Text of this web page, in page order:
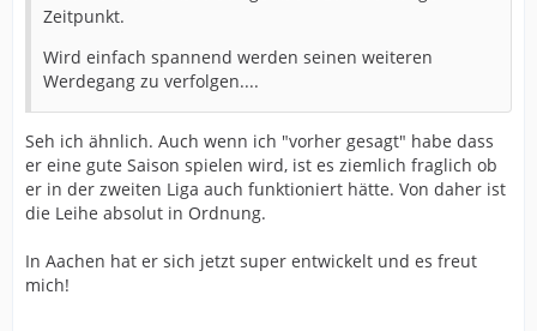
Zeitpunkt.
Wird einfach spannend werden seinen weiteren
Werdegang zu verfolgen....
Seh ich ähnlich. Auch wenn ich "vorher gesagt" habe dass
er eine gute Saison spielen wird, ist es ziemlich fraglich ob
er in der zweiten Liga auch funktioniert hätte. Von daher ist
die Leihe absolut in Ordnung.
In Aachen hat er sich jetzt super entwickelt und es freut
mich!